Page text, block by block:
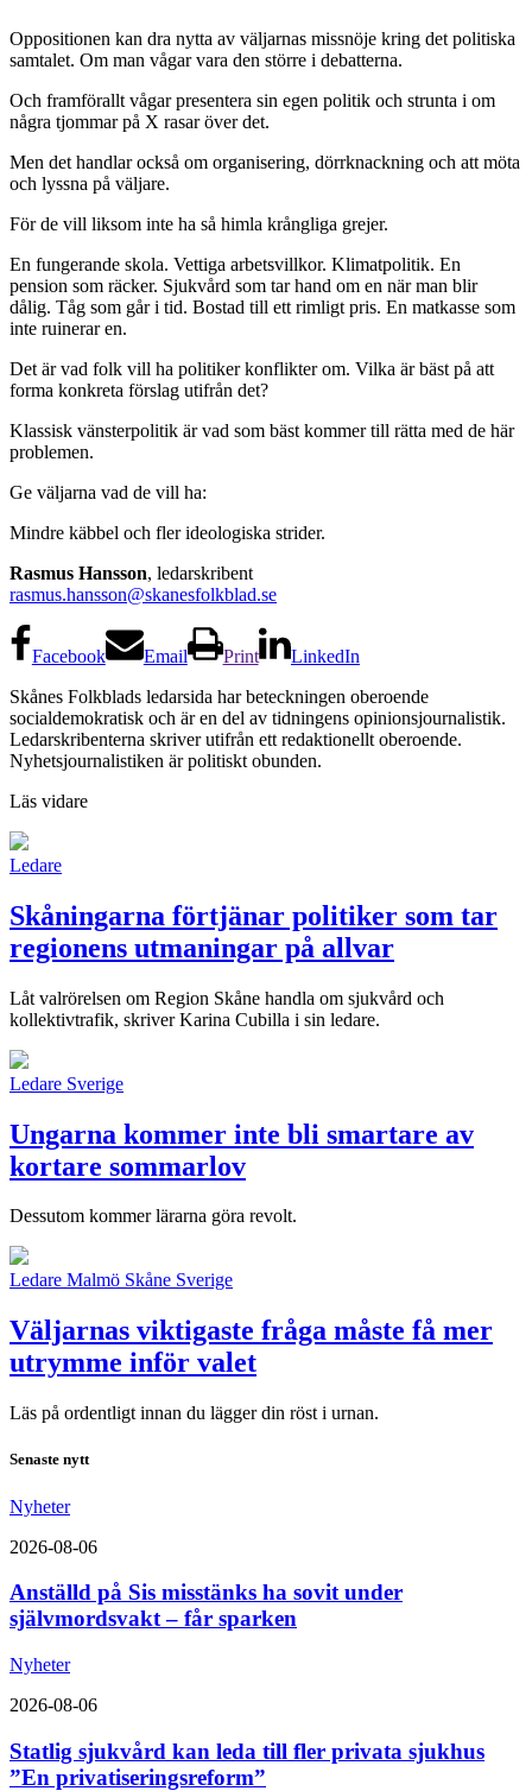
Oppositionen kan dra nytta av väljarnas missnöje kring det politiska
samtalet. Om man vågar vara den större i debatterna.
Och framförallt vågar presentera sin egen politik och strunta i om
några tjommar på X rasar över det.
Men det handlar också om organisering, dörrknackning och att möta
och lyssna på väljare.
För de vill liksom inte ha så himla krångliga grejer.
En fungerande skola. Vettiga arbetsvillkor. Klimatpolitik. En
pension som räcker. Sjukvård som tar hand om en när man blir
dålig. Tåg som går i tid. Bostad till ett rimligt pris. En matkasse som
inte ruinerar en.
Det är vad folk vill ha politiker konflikter om. Vilka är bäst på att
forma konkreta förslag utifrån det?
Klassisk vänsterpolitik är vad som bäst kommer till rätta med de här
problemen.
Ge väljarna vad de vill ha:
Mindre käbbel och fler ideologiska strider.
Rasmus Hansson, ledarskribent
rasmus.hansson@skanesfolkblad.se
Facebook Email Print
LinkedIn
Skånes Folkblads ledarsida har beteckningen oberoende
socialdemokratisk och är en del av tidningens opinionsjournalistik.
Ledarskribenterna skriver utifrån ett redaktionellt oberoende.
Nyhetsjournalistiken är politiskt obunden.
Läs vidare
Ledare
Skåningarna förtjänar politiker som tar
regionens utmaningar på allvar
Låt valrörelsen om Region Skåne handla om sjukvård och
kollektivtrafik, skriver Karina Cubilla i sin ledare.
Ledare Sverige
Ungarna kommer inte bli smartare av
kortare sommarlov
Dessutom kommer lärarna göra revolt.
Ledare Malmö Skåne Sverige
Väljarnas viktigaste fråga måste få mer
utrymme inför valet
Läs på ordentligt innan du lägger din röst i urnan.
Senaste nytt
Nyheter
2026-08-06
Anställd på Sis misstänks ha sovit under
självmordsvakt – får sparken
Nyheter
2026-08-06
Statlig sjukvård kan leda till fler privata sjukhus
”En privatiseringsreform”